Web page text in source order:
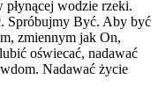
wodzie rzeki.
Spróbujmy Być. Aby być
zmiennym jak On,
oświecać, nadawać
Nadawać życie